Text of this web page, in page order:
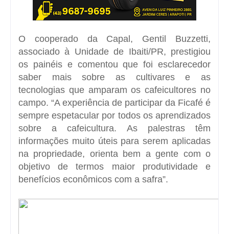
O cooperado da Capal, Gentil Buzzetti,
associado à Unidade de Ibaiti/PR, prestigiou
os painéis e comentou que foi esclarecedor
saber mais sobre as cultivarese as
tecnologias que amparam os cafeicultores no
campo. “A experiência de participar da Ficafé é
sempre espetacular por todos os aprendizados
sobre a cafeicultura. As palestras têm
informações muito úteis para serem aplicadas
na propriedade, orienta bem a gente com o
objetivo de termos maior produtividade e
benefícios econômicos com a safra”.